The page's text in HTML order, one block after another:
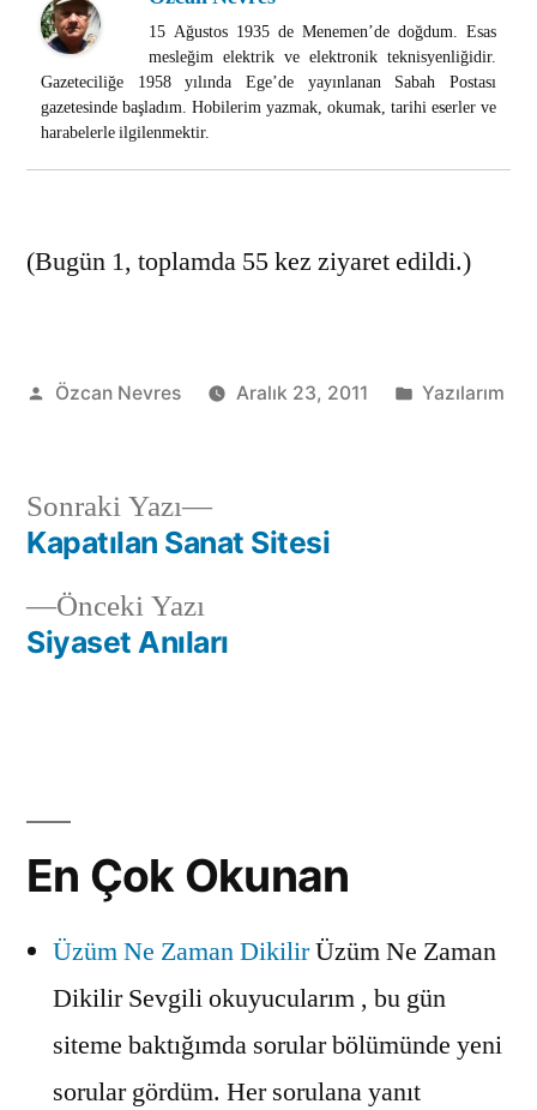
15 Ağustos 1935 de Menemen’de doğdum. Esas
mesleğim elektrik ve elektronik teknisyenliğidir.
Gazeteciliğe 1958 yılında Ege’de yayınlanan Sabah Postası
gazetesinde başladım. Hobilerim yazmak, okumak, tarihi eserler ve
harabelerle ilgilenmektir.
(Bugün 1, toplamda 55 kez ziyaret edildi.)
Gönderen:
Özcan Nevres Aralık 23, 2011 Kategori:
Yazılarım
Yazı
gezinmesi
Önceki YazıÖnceki
yazı:
Siyaset Anıları
Sonraki Yazı
Sonraki
yazı:
Kapatılan Sanat Sitesi
En Çok Okunan
Üzüm Ne Zaman DikilirÜzüm Ne Zaman
Dikilir Sevgili okuyucularım , bu gün
siteme baktığımda sorular bölümünde yeni
sorular gördüm. Her sorulana yanıt